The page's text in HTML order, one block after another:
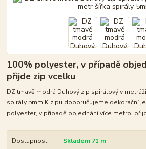
100% polyester, v případě
přijde zip vcelku
DZ tmavě modrá Duhový zip spirálový v
spirály 5mm K zipu doporučujeme dekorační
polyester, v případě objednání více metro,
Dostupnost Skladem 71 m